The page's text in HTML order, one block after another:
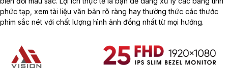
phức tạp, xem tài liệu văn bản rõ ràng hay thưởng thức các thước
phim sắc nét với chất lượng hình ảnh đồng nhất từ mọi hướng.